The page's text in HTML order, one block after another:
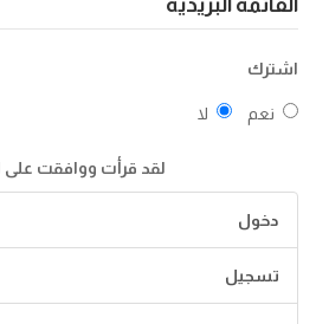
اشترك
نعم لا
لقد قرأت ووافقت على
دخول
تسجيل